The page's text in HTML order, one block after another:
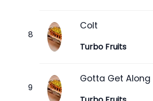
Colt
Turbo Fruits
Gotta Get Along